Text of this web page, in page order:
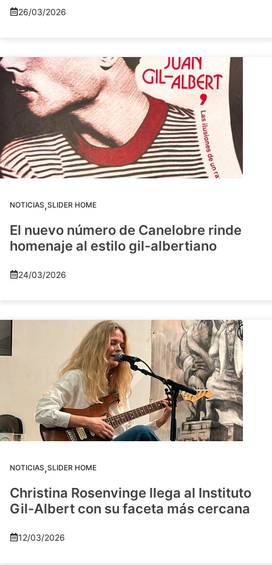
26/03/2026
NOTICIAS,SLIDER HOME
El nuevo número de Canelobre rinde
homenaje al estilo gil-albertiano
24/03/2026
NOTICIAS,SLIDER HOME
Christina Rosenvinge llega al Instituto
Gil-Albert con su faceta más cercana
12/03/2026